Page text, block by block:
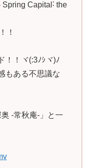
Spring Capital˸ the
！
！！ヾ(:3ﾉｼヾ)ﾉ
もある不思議な
-常秋庵-」と一